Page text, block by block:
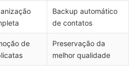
Backup automático
de contatos
de
Preservação da
melhor qualidade